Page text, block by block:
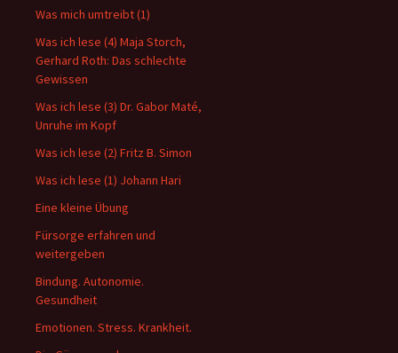
Was mich umtreibt (1)
Was ich lese (4) Maja Storch,
Gerhard Roth: Das schlechte
Gewissen
Was ich lese (3) Dr. Gabor Maté,
Unruhe im Kopf
Was ich lese (2) Fritz B. Simon
Was ich lese (1) Johann Hari
Eine kleine Übung
Fürsorge erfahren und
weitergeben
Bindung. Autonomie.
Gesundheit
Emotionen. Stress. Krankheit.